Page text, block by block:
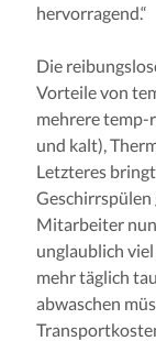
hervorragend.“
Die
Vorteile von
mehrere temp-
und kalt),
Letzteres
Mitarbeiter nun
unglaublich
mehr täglich
abwaschen